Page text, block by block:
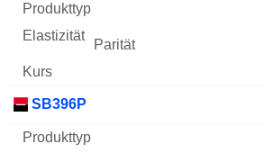
SB396P